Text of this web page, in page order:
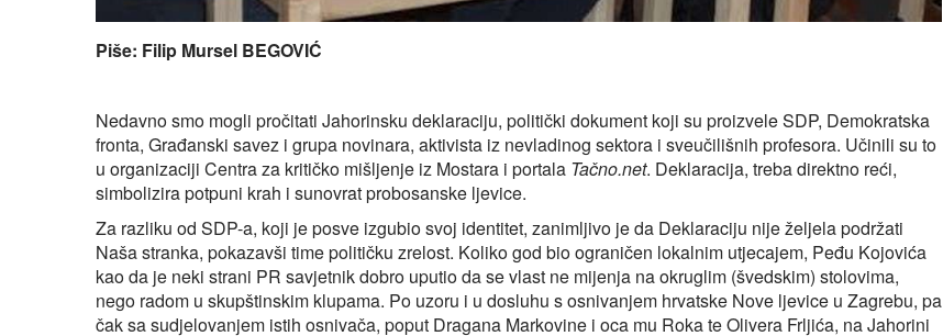
Piše: Filip Mursel BEGOVIĆ
Nedavno smo mogli pročitati Jahorinsku deklaraciju, politički dokument koji su proizvele SDP, Demokratska
fronta, Građanski savez i grupa novinara, aktivista iz nevladinog sektora i sveučilišnih profesora. Učinili su to
u organizaciji Centra za kritičko mišljenje iz Mostara i portala Tačno.net. Deklaracija, treba direktno reći,
simbolizira potpuni krah i sunovrat probosanske ljevice.
Za razliku od SDP-a, koji je posve izgubio svoj identitet, zanimljivo je da Deklaraciju nije željela podržati
Naša stranka, pokazavši time političku zrelost. Koliko god bio ograničen lokalnim utjecajem, Peđu Kojovića
kao da je neki strani PR savjetnik dobro uputio da se vlast ne mijenja na okruglim (švedskim) stolovima,
nego radom u skupštinskim klupama. Po uzoru i u dosluhu s osnivanjem hrvatske Nove ljevice u Zagrebu, pa
čak sa sudjelovanjem istih osnivača, poput Dragana Markovine i oca mu Roka te Olivera Frljića, na Jahorini